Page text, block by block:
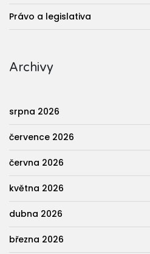
Právo a legislativa
Archivy
srpna 2026
července 2026
června 2026
května 2026
dubna 2026
března 2026